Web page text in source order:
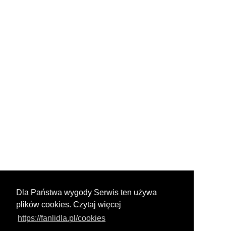
Dla Państwa wygody Serwis ten używa
plików cookies. Czytaj więcej
https://fanlidla.pl/cookies